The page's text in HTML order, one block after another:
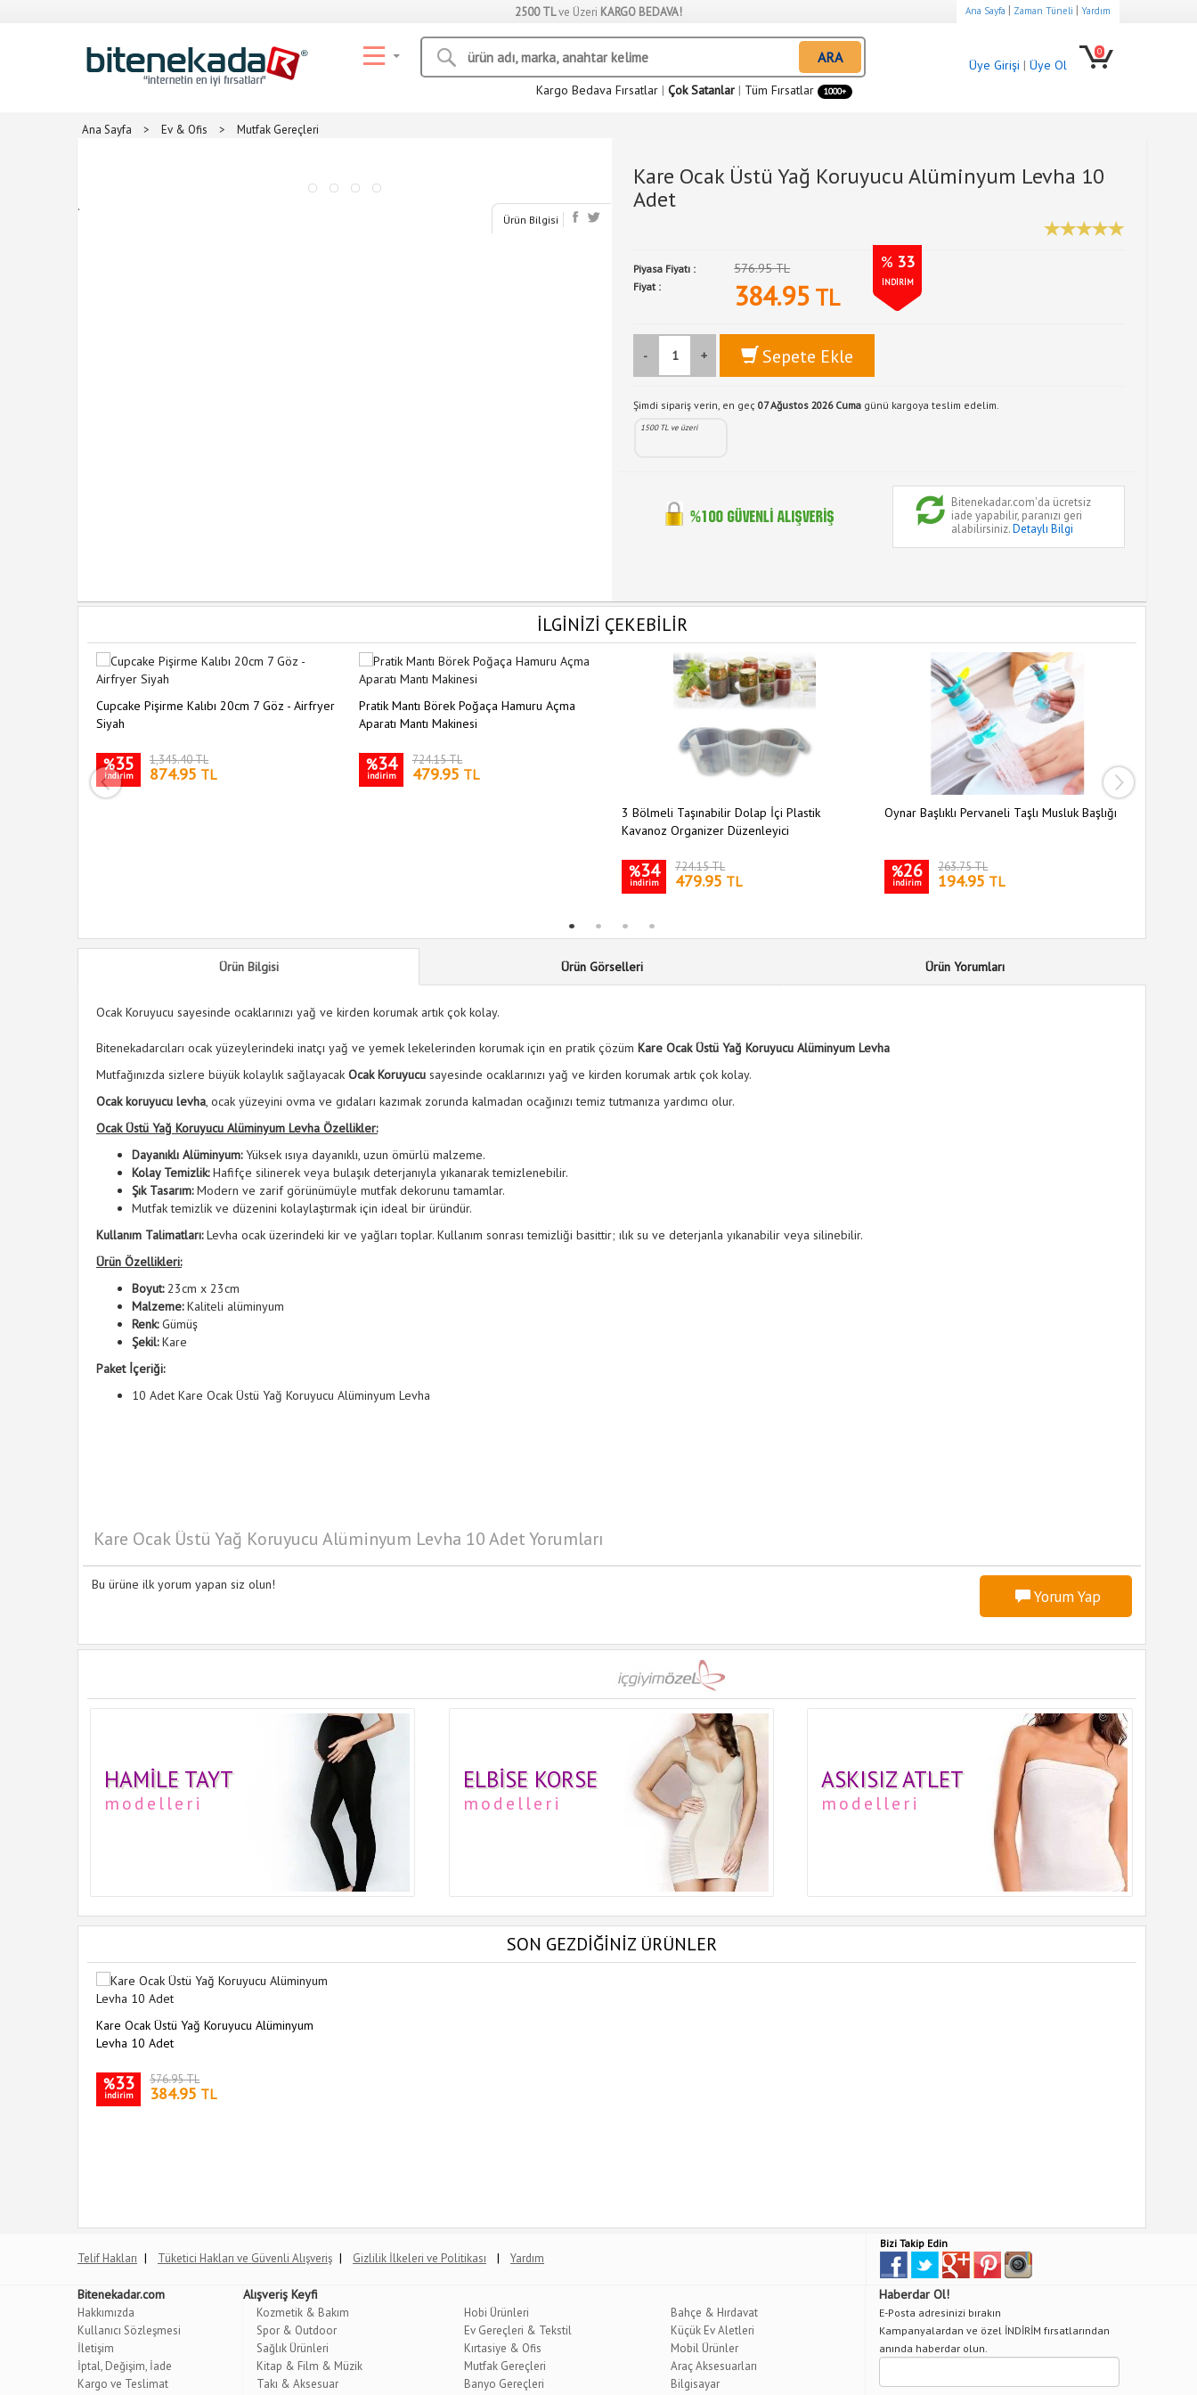
2500 TLve Üzeri KARGO BEDAVA! Ana Sayfa | Zaman Tüneli | Yardım
ARA
Kargo Bedava Fırsatlar | Çok Satanlar | Tüm Fırsatlar 1000+
Üye Girişi | Üye Ol
0
Ana Sayfa > Ev & Ofis > Mutfak Gereçleri
.
Ürün Bilgisi
Kare Ocak Üstü Yağ Koruyucu Alüminyum Levha 10
Adet
Piyasa Fiyatı : 576.95 TL % 33
İNDİRİM
Fiyat : 384.95 TL
- + Sepete Ekle
Şimdi sipariş verin, en geç 07 Ağustos 2026 Cuma günü kargoya teslim edelim.
1500 TL ve üzeri
Bitenekadar.com'da ücretsiz
iade yapabilir, paranızı geri
alabilirsiniz.Detaylı Bilgi
İLGİNİZİ ÇEKEBİLİR
Cupcake Pişirme Kalıbı 20cm 7 Göz - Airfryer
Siyah
%35
indirim
1,345.40 TL
874.95 TL
Pratik Mantı Börek Poğaça Hamuru Açma
Aparatı Mantı Makinesi
%34
indirim
724.15 TL
479.95 TL
3 Bölmeli Taşınabilir Dolap İçi Plastik
Kavanoz Organizer Düzenleyici
%34
indirim
724.15 TL
479.95 TL
Oynar Başlıklı Pervaneli Taşlı Musluk Başlığı
%26
indirim
263.75 TL
194.95 TL
Ürün Bilgisi Ürün Görselleri Ürün Yorumları
Ocak Koruyucu sayesinde ocaklarınızı yağ ve kirden korumak artık çok kolay.
Bitenekadarcıları ocak yüzeylerindeki inatçı yağ ve yemek lekelerinden korumak için en pratik çözüm Kare Ocak Üstü Yağ Koruyucu Alüminyum Levha
Mutfağınızda sizlere büyük kolaylık sağlayacak Ocak Koruyucu sayesinde ocaklarınızı yağ ve kirden korumak artık çok kolay.
Ocak koruyucu levha, ocak yüzeyini ovma ve gıdaları kazımak zorunda kalmadan ocağınızı temiz tutmanıza yardımcı olur.
Ocak Üstü Yağ Koruyucu Alüminyum Levha​ Özellikler:
Dayanıklı Alüminyum:Yüksek ısıya dayanıklı, uzun ömürlü malzeme.
Kolay Temizlik:Hafifçe silinerek veya bulaşık deterjanıyla yıkanarak temizlenebilir.
Şık Tasarım:Modern ve zarif görünümüyle mutfak dekorunu tamamlar.
Mutfak temizlik ve düzenini kolaylaştırmak için ideal bir üründür.
Kullanım Talimatları:Levha ocak üzerindeki kir ve yağları toplar. Kullanım sonrası temizliği basittir; ılık su ve deterjanla yıkanabilir veya silinebilir.
Ürün Özellikleri:
Boyut:23cm x 23cm
Malzeme:Kaliteli alüminyum
Renk:Gümüş
Şekil:Kare
Paket İçeriği:
10 Adet Kare Ocak Üstü Yağ Koruyucu Alüminyum Levha
Kare Ocak Üstü Yağ Koruyucu Alüminyum Levha 10 Adet Yorumları
Bu ürüne ilk yorum yapan siz olun!
Yorum Yap
HAMILE TAYT
modelleri
ELBISE KORSE
modelleri
ASKISIZ ATLET
modelleri
SON GEZDİĞİNİZ ÜRÜNLER
Kare Ocak Üstü Yağ Koruyucu Alüminyum
Levha 10 Adet
%33
indirim
576.95 TL
384.95 TL
Telif Hakları | Tüketici Hakları ve Güvenli Alışveriş | Gizlilik İlkeleri ve Politikası | Yardım
Bizi Takip Edin
Bitenekadar.com
Hakkımızda
Kullanıcı Sözleşmesi
İletişim
İptal, Değişim, İade
Kargo ve Teslimat
Alışveriş Keyfi
Kozmetik & Bakım
Spor & Outdoor
Sağlık Ürünleri
Kitap & Film & Müzik
Takı & Aksesuar
Hobi Ürünleri
Ev Gereçleri & Tekstil
Kırtasiye & Ofis
Mutfak Gereçleri
Banyo Gereçleri
Bahçe & Hırdavat
Küçük Ev Aletleri
Mobil Ürünler
Araç Aksesuarları
Bilgisayar
Haberdar Ol!
E-Posta adresinizi bırakın
Kampanyalardan ve özel İNDİRİM fırsatlarından
anında haberdar olun.